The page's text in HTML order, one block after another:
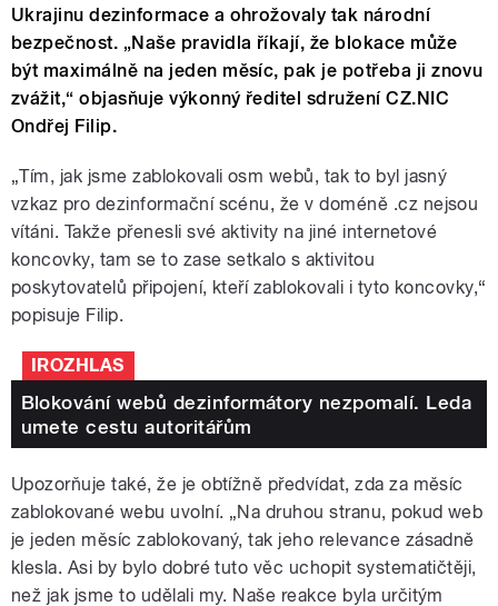
Ukrajinu dezinformace a ohrožovaly tak národní
bezpečnost. „Naše pravidla říkají, že blokace může
být maximálně na jeden měsíc, pak je potřeba ji znovu
zvážit,“ objasňuje výkonný ředitel sdružení CZ.NIC
Ondřej Filip.
„Tím, jak jsme zablokovali osm webů, tak to byl jasný
vzkaz pro dezinformační scénu, že v doméně .cz nejsou
vítáni. Takže přenesli své aktivity na jiné internetové
koncovky, tam se to zase setkalo s aktivitou
poskytovatelů připojení, kteří zablokovali i tyto koncovky,“
popisuje Filip.
IROZHLAS
Blokování webů dezinformátory nezpomalí. Leda
umete cestu autoritářům
Upozorňuje také, že je obtížně předvídat, zda za měsíc
zablokované webu uvolní. „Na druhou stranu, pokud web
je jeden měsíc zablokovaný, tak jeho relevance zásadně
klesla. Asi by bylo dobré tuto věc uchopit systematičtěji,
než jak jsme to udělali my. Naše reakce byla určitým